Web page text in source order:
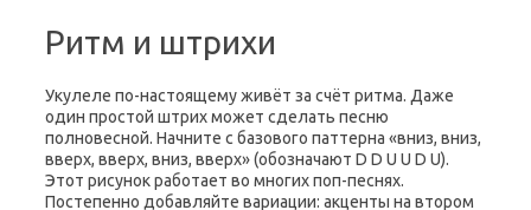
Ритм и штрихи
Укулеле по-настоящему живёт за счёт ритма. Даже
один простой штрих может сделать песню
полновесной. Начните с базового паттерна «вниз, вниз,
вверх, вверх, вниз, вверх» (обозначают D D U U D U).
Этот рисунок работает во многих поп-песнях.
Постепенно добавляйте вариации: акценты на втором